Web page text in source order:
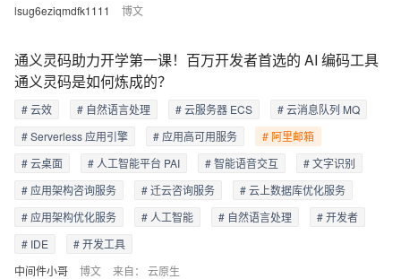
lsug6eziqmdfk1111 博文
中间件小哥 博文 来自： 云原生
通义灵码助力开学第一课！百万开发者首选的 AI 编码工具
通义灵码是如何炼成的？
# 云效 # 自然语言处理 # 云服务器 ECS
# 云消息队列 MQ
# Serverless 应用引擎
# 应用高可用服务
# 阿里邮箱
# 云桌面
# 人工智能平台 PAI # 智能语音交互
# 文字识别
# 应用架构咨询服务
# 迁云咨询服务
# 云上数据库优化服务
# 应用架构优化服务
# 人工智能 # 自然语言处理
# 开发者
# IDE
# 开发工具